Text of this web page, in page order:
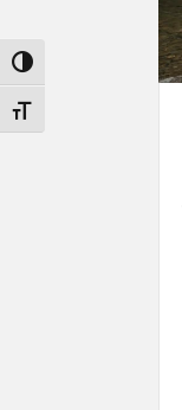
Toggle High Contrast
Toggle Font size